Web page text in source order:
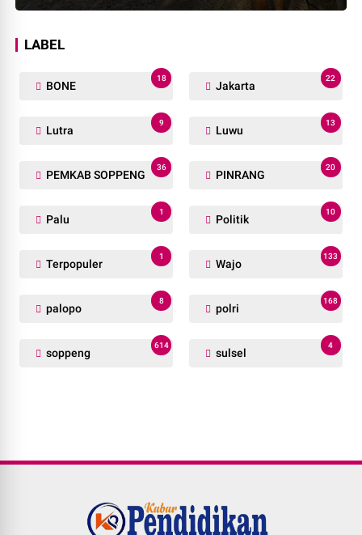
LABEL
BONE
18
Jakarta
22
Lutra
9
Luwu
13
PEMKAB SOPPENG
36
PINRANG
20
Palu
1
Politik
10
Terpopuler
1
Wajo
133
palopo
8
polri
168
soppeng
614
sulsel
4